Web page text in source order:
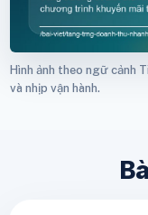
Hình ảnh theo ngữ cảnh
và nhịp vận hành.